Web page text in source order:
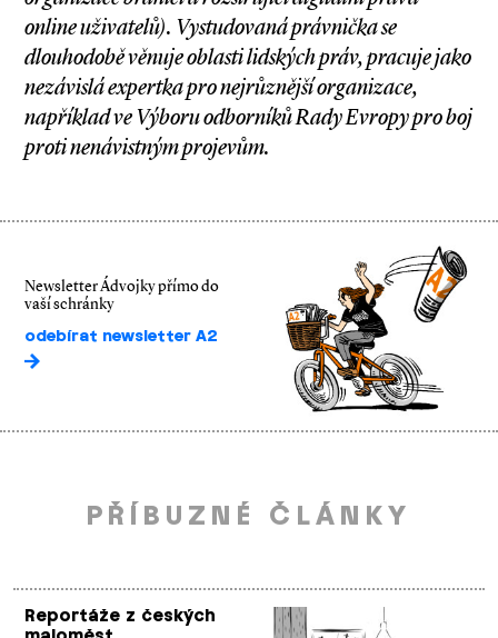
online uživatelů). Vystudovaná právnička se
dlouhodobě věnuje oblasti lidských práv, pracuje jako
nezávislá expertka pro nejrůznější organizace,
například ve Výboru odborníků Rady Evropy pro boj
proti nenávistným projevům.
Newsletter Ádvojky přímo do
vaší schránky
odebírat newsletter A2
PŘÍBUZNÉ ČLÁNKY
Reportáže z českých